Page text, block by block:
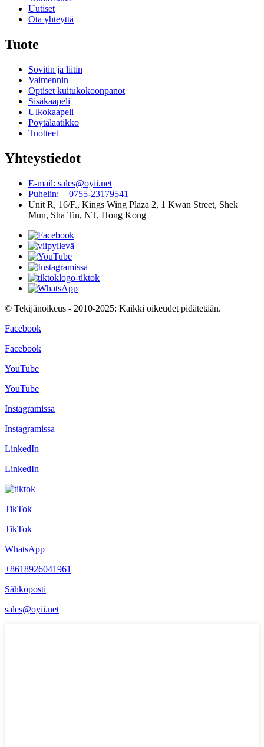
Uutiset
Ota yhteyttä
Tuote
Sovitin ja liitin
Vaimennin
Optiset kuitukokoonpanot
Sisäkaapeli
Ulkokaapeli
Pöytälaatikko
Tuotteet
Yhteystiedot
E-mail: sales@oyii.net
Puhelin: + 0755-23179541
Unit R, 16/F., Kings Wing Plaza 2, 1 Kwan Street, Shek
Mun, Sha Tin, NT, Hong Kong
© Tekijänoikeus - 2010-2025: Kaikki oikeudet pidätetään.
Facebook
Facebook
YouTube
YouTube
Instagramissa
Instagramissa
LinkedIn
LinkedIn
TikTok
TikTok
WhatsApp
+8618926041961
Sähköposti
sales@oyii.net